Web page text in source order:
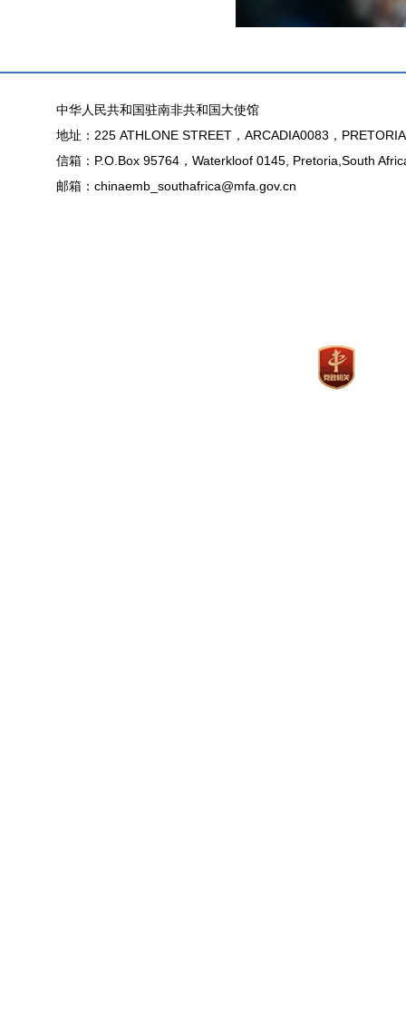
中华人民共和国驻南非共和国大使馆
地址：225 ATHLONE STREET，ARCADIA0083，
信箱：P.O.Box 95764，Waterkloof 0145, Pretoria,South
邮箱：chinaemb_southafrica@mfa.gov.cn